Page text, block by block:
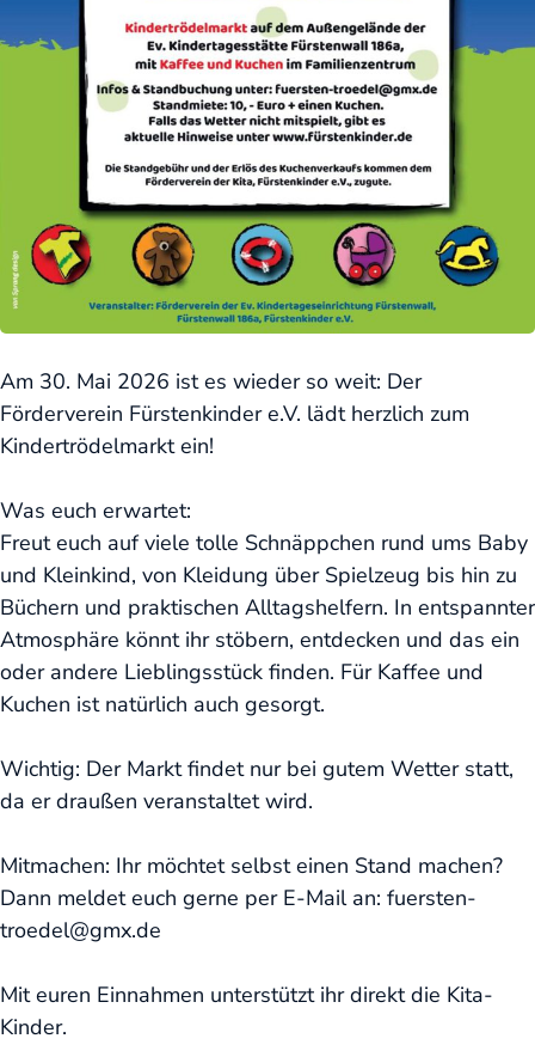
Am 30. Mai 2026 ist es wieder so weit: Der
Förderverein Fürstenkinder e.V. lädt herzlich zum
Kindertrödelmarkt ein!
Was euch erwartet:
Freut euch auf viele tolle Schnäppchen rund ums Baby
und Kleinkind, von Kleidung über Spielzeug bis hin zu
Büchern und praktischen Alltagshelfern. In entspannter
Atmosphäre könnt ihr stöbern, entdecken und das ein
oder andere Lieblingsstück finden. Für Kaffee und
Kuchen ist natürlich auch gesorgt.
Wichtig: Der Markt findet nur bei gutem Wetter statt,
da er draußen veranstaltet wird.
Mitmachen: Ihr möchtet selbst einen Stand machen?
Dann meldet euch gerne per E-Mail an: fuersten-
troedel@gmx.de
Mit euren Einnahmen unterstützt ihr direkt die Kita-
Kinder.